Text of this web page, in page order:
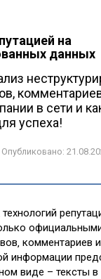
на
данных
в сети и
успеха!
Опубликовано:
комментариев
информации
виде – тексты в